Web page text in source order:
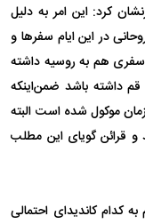
کرد: این امر به دلیل
در این ایام سفرها و
سفری هم به روسیه داشته
داشته باشد ضمن‌اینکه
موکول شده است البته
قرائن گویای این مطلب
کدام کاندیدای احتمالی